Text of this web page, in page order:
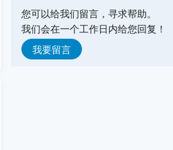
山东埃尔派粉体科技股份有限公司
主营产品：粉体技术,粉体装备
弗格森输送机械(常州)有限公司
您可以给我们留言，寻求帮助。
我们会在一个工作日内给您回复！
我要留言